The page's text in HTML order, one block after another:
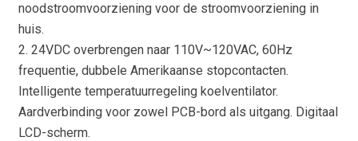
noodstroomvoorziening voor de stroomvoorziening in
huis.
2. 24VDC overbrengen naar 110V~120VAC, 60Hz
frequentie, dubbele Amerikaanse stopcontacten.
Intelligente temperatuurregeling koelventilator.
Aardverbinding voor zowel PCB-bord als uitgang. Digitaal
LCD-scherm.